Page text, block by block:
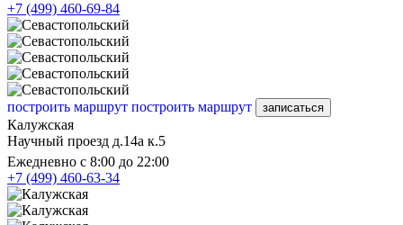
+7 (499) 460-69-84
построить маршрут построить маршрут записаться
Калужская
Научный проезд д.14а к.5
Ежедневно с 8:00 до 22:00
+7 (499) 460-63-34